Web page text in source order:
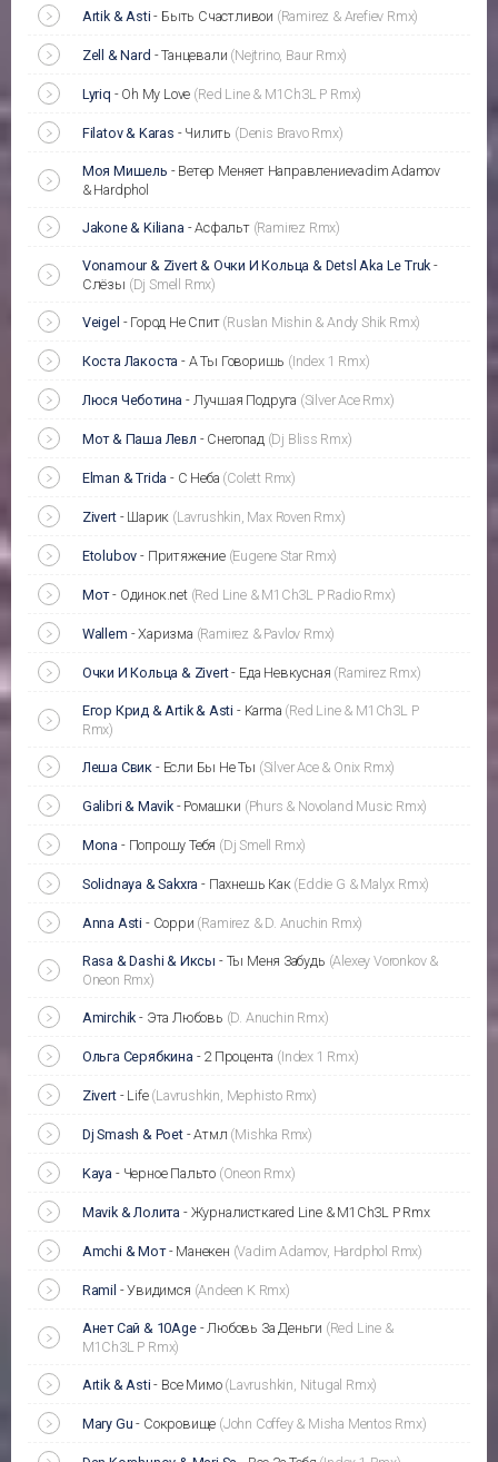
Artik & Asti - Быть Счастливои (Ramirez & Arefiev Rmx)
Zell & Nard -Танцевали (Nejtrino, Baur Rmx)
Lyriq - Oh My Love (Red Line & M1Ch3L P Rmx)
Filatov & Karas - Чилить (Denis Bravo Rmx)
Моя Мишель - Ветер Меняет Направлениеvadim Adamov
& Hardphol
Jakone & Kiliana -Асфальт (Ramirez Rmx)
Vonamour & Zivert & Очки И Кольца & Detsl Aka Le Truk -
Слёзы (Dj Smell Rmx)
Veigel - Город Не Спит (Ruslan Mishin & Andy Shik Rmx)
Коста Лакоста - А Ты Говоришь (Index 1 Rmx)
Люся Чеботина - Лучшая Подруга (Silver Ace Rmx)
Мот & Паша Левл - Снегопад (Dj Bliss Rmx)
Elman & Trida - С Неба (Colett Rmx)
Zivert- Шарик (Lavrushkin, Max Roven Rmx)
Etolubov - Притяжение (Eugene Star Rmx)
Мот- Одинок.net (Red Line & M1Ch3L P Radio Rmx)
Wallem -Харизма (Ramirez & Pavlov Rmx)
Очки И Кольца & Zivert- Еда Невкусная (Ramirez Rmx)
Егор Крид & Artik & Asti - Karma (Red Line & M1Ch3L P
Rmx)
Леша Свик - Если Бы Не Ты (Silver Ace & Onix Rmx)
Galibri & Mavik- Ромашки (Phurs & Novoland Music Rmx)
Mona - Попрошу Тебя (Dj Smell Rmx)
Solidnaya & Sakxra - Пахнешь Как (Eddie G & Malyx Rmx)
Anna Asti - Сорри (Ramirez & D. Anuchin Rmx)
Rasa & Dashi & Иксы - Ты Меня Забудь (Alexey Voronkov &
Oneon Rmx)
Amirchik - Эта Любовь (D. Anuchin Rmx)
Ольга Серябкина - 2 Процента (Index 1 Rmx)
Zivert- Life (Lavrushkin, Mephisto Rmx)
Dj Smash & Poеt-Атмл (Mishka Rmx)
Kaya - Черное Пальто (Oneon Rmx)
Mavik & Лолита - Журналисткаred Line & M1Ch3L P Rmx
Amchi & Мот- Манекен (Vadim Adamov, Hardphol Rmx)
Ramil -Увидимся (Andeen K Rmx)
Анет Сай & 10Age-Любовь За Деньги (Red Line &
M1Ch3L P Rmx)
Artik & Asti - Все Мимо (Lavrushkin, Nitugal Rmx)
Mary Gu - Сокровище (John Coffey & Misha Mentos Rmx)